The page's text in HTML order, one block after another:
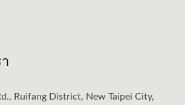
Ruifang District, New Taipei City,